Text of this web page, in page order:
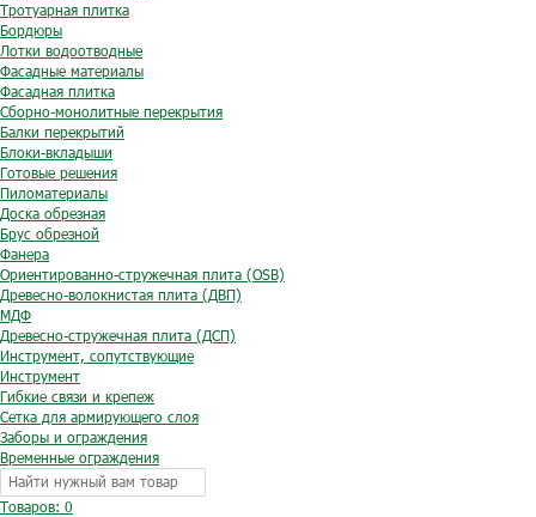
Тротуарная плитка
Бордюры
Лотки водоотводные
Фасадные материалы
Фасадная плитка
Сборно-монолитные перекрытия
Балки перекрытий
Блоки-вкладыши
Готовые решения
Пиломатериалы
Доска обрезная
Брус обрезной
Фанера
Ориентированно-стружечная плита (OSB)
Древесно-волокнистая плита (ДВП)
МДФ
Древесно-стружечная плита (ДСП)
Инструмент, сопутствующие
Инструмент
Гибкие связи и крепеж
Сетка для армирующего слоя
Заборы и ограждения
Временные ограждения
Товаров: 0